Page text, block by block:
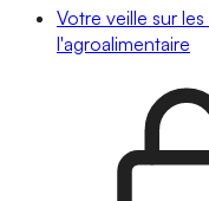
Votre veille sur
l'agroalimentaire